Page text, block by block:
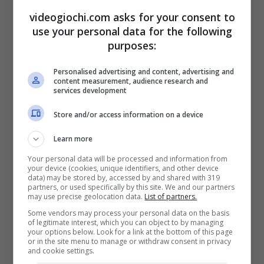
concerne il futuro di una delle saghe più
importanti e più amate dell’intero settore.
The Last of Us Parte I Joel e Sara
Per ora non ci sono notizie certe, ma oggi
videogiochi.com asks for your consent to
use your personal data for the following
purposes:
Personalised advertising and content, advertising and
content measurement, audience research and
services development
Store and/or access information on a device
Learn more
Your personal data will be processed and information from
your device (cookies, unique identifiers, and other device
data) may be stored by, accessed by and shared with 319
partners, or used specifically by this site. We and our partners
may use precise geolocation data. List of partners.
Some vendors may process your personal data on the basis
of legitimate interest, which you can object to by managing
your options below. Look for a link at the bottom of this page
or in the site menu to manage or withdraw consent in privacy
and cookie settings.